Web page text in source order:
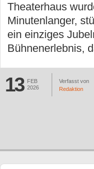
Theaterhaus
Minutenlanger,
ein einziges
Bühnenerlebnis,
13
FEB
2026
Verfasst von
Redaktion